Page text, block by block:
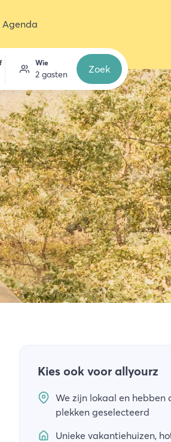
Agenda
Wie
2 gasten Zoek
Kies ook voor allyourz
We zijn lokaal en hebben
plekken geselecteerd
Unieke vakantiehuizen,